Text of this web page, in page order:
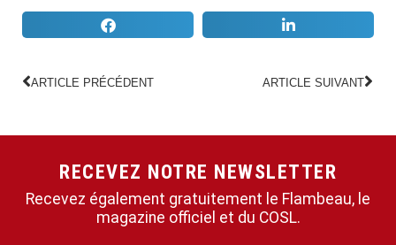
ARTICLE PRÉCÉDENT ARTICLE SUIVANT
RECEVEZ NOTRE NEWSLETTER
Recevez également gratuitement le Flambeau, le
magazine officiel et du COSL.